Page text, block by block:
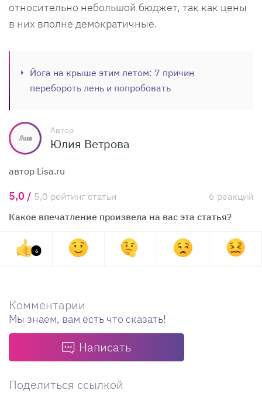
относительно небольшой бюджет, так как цены
в них вполне демократичные.
Йога на крыше этим летом: 7 причин
перебороть лень и попробовать
Автор
Юлия Ветрова
автор Lisa.ru
5,0 / 5,0 рейтинг статьи
6 реакций
Какое впечатление произвела на вас эта статья?
6
Комментарии
Мы знаем, вам есть что сказать!
Написать
Поделиться ссылкой